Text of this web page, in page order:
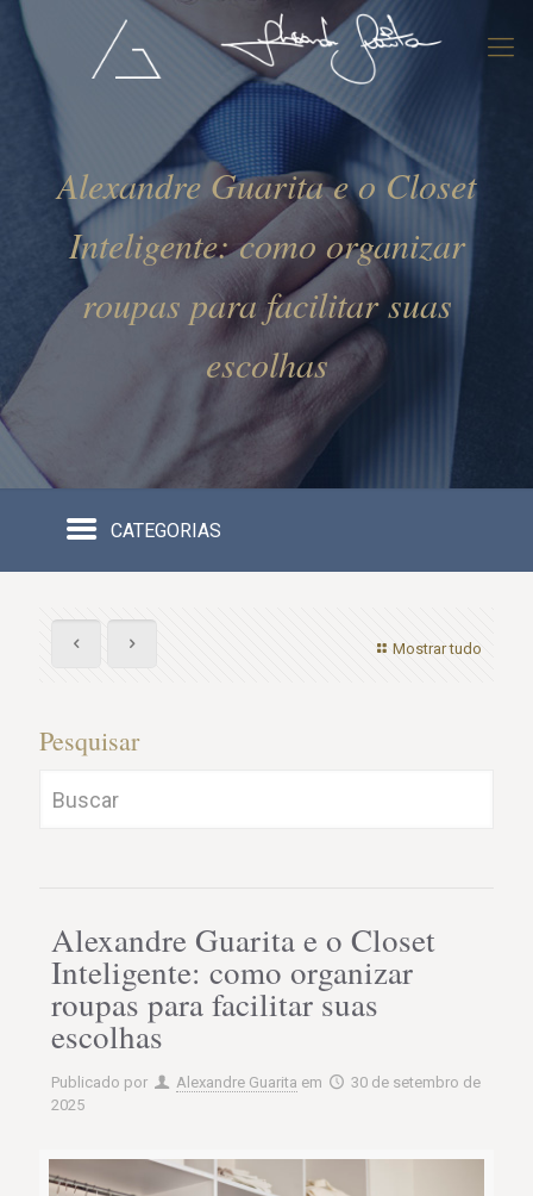
Alexandre Guarita e o Closet
Inteligente: como organizar
roupas para facilitar suas
escolhas
CATEGORIAS
Mostrar tudo
Pesquisar
Alexandre Guarita e o Closet
Inteligente: como organizar
roupas para facilitar suas
escolhas
Publicado por Alexandre Guarita em
30 de setembro de
2025